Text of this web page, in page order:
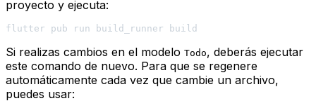
proyecto y ejecuta:
Si realizas cambios en el modelo Todo, deberás ejecutar
este comando de nuevo. Para que se regenere
automáticamente cada vez que cambie un archivo,
puedes usar: